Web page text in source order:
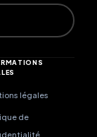
légales
de